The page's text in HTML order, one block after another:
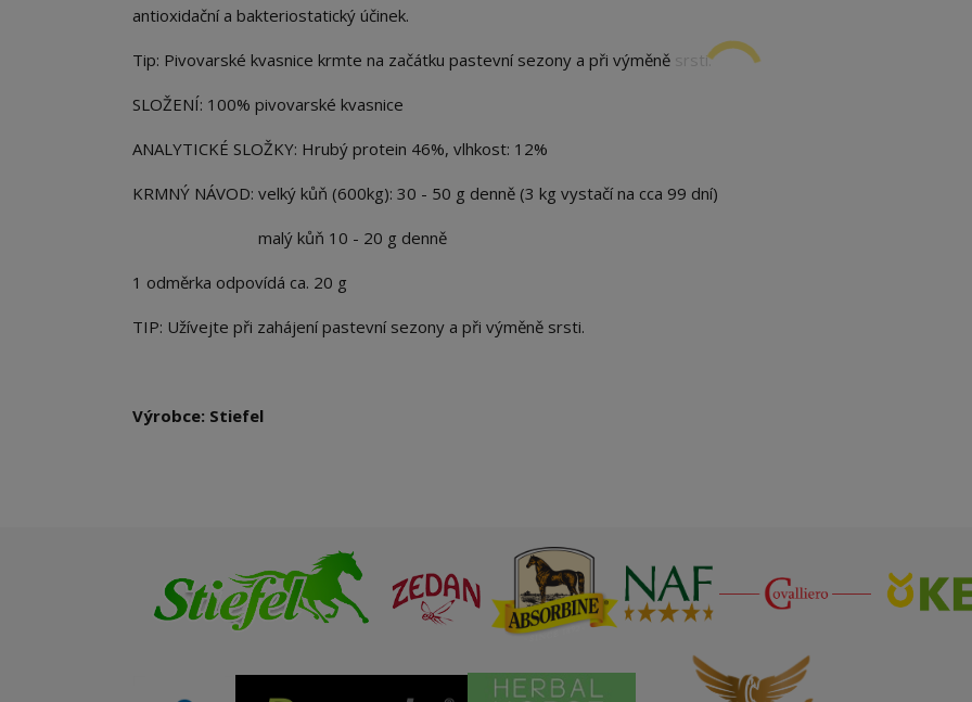
antioxidační a bakteriostatický účinek.
Tip: Pivovarské kvasnice krmte na začátku pastevní sezony a při výměně srsti.
SLOŽENÍ: 100% pivovarské kvasnice
ANALYTICKÉ SLOŽKY: Hrubý protein 46%, vlhkost: 12%
KRMNÝ NÁVOD: velký kůň (600kg): 30 - 50 g denně (3 kg vystačí na cca 99 dní)
malý kůň 10 - 20 g denně
1 odměrka odpovídá ca. 20 g
TIP: Užívejte při zahájení pastevní sezony a při výměně srsti.
Výrobce: Stiefel